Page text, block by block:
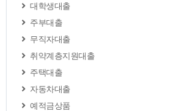
대학생대출
주부대출
무직자대출
취약계층지원대출
주택대출
자동차대출
예적금상품